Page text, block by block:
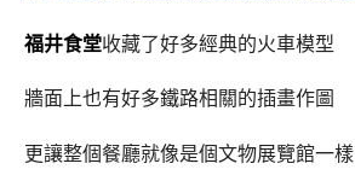
福井食堂收藏了好多經典的火車模型
牆面上也有好多鐵路相關的插畫作圖
更讓整個餐廳就像是個文物展覽館一樣